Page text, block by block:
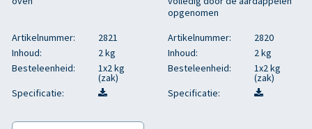
Artikelnummer:
2821
Inhoud:
2 kg
Besteleenheid:
1x2 kg
(zak)
Specificatie:
opgenomen
Artikelnummer:
2820
Inhoud:
2 kg
Besteleenheid:
1x2 kg
(zak)
Specificatie: